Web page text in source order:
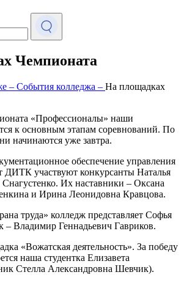
Чемпионата
– События колледжа – На площадках
«Профессионалы» наши
к основным этапам соревнований. По
начинаются уже завтра.
обеспечение управления
ДИТК участвуют конкурсанты Наталья
Их наставники – Оксана
и Ирина Леонидовна Кравцова.
труда» колледж представляет Софья
– Владимир Геннадьевич Гавриков.
«Вожатская деятельность». За победу
наша студентка Елизавета
Стелла Александровна Шевчик).